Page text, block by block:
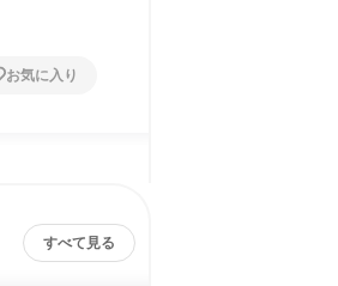
お気に入り
すべて見る